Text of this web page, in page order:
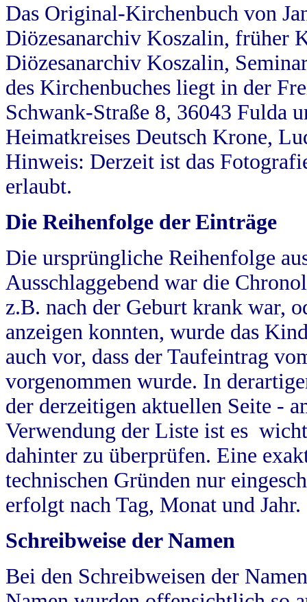
Das Original-Kirchenbuch von
Diözesanarchiv Koszalin, früher
Diözesanarchiv Koszalin,
des Kirchenbuches liegt in der
Schwank-Straße 8, 36043 Fulda
Heimatkreises Deutsch Krone,
Hinweis: Derzeit ist das
erlaubt.
Die Reihenfolge der Einträge
Die ursprüngliche Reihenfolge
Ausschlaggebend war die
z.B. nach der Geburt krank war,
anzeigen konnten, wurde das
auch vor, dass der Taufeintrag
vorgenommen wurde. In
der derzeitigen aktuellen Seite -
Verwendung der Liste ist es
dahinter zu überprüfen. Eine
technischen Gründen nur
erfolgt nach Tag, Monat und Jahr.
Schreibweise der Namen
Bei den Schreibweisen der